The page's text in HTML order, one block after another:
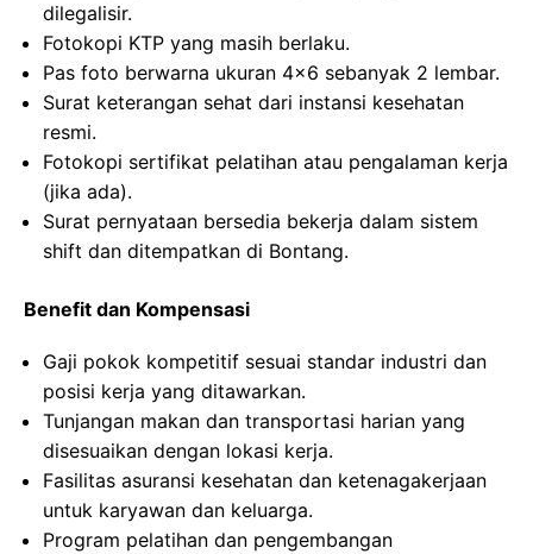
dilegalisir.
Fotokopi KTP yang masih berlaku.
Pas foto berwarna ukuran 4×6 sebanyak 2 lembar.
Surat keterangan sehat dari instansi kesehatan
resmi.
Fotokopi sertifikat pelatihan atau pengalaman kerja
(jika ada).
Surat pernyataan bersedia bekerja dalam sistem
shift dan ditempatkan di Bontang.
Benefit dan Kompensasi
Gaji pokok kompetitif sesuai standar industri dan
posisi kerja yang ditawarkan.
Tunjangan makan dan transportasi harian yang
disesuaikan dengan lokasi kerja.
Fasilitas asuransi kesehatan dan ketenagakerjaan
untuk karyawan dan keluarga.
Program pelatihan dan pengembangan